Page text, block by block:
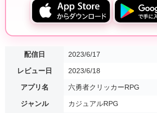
配信日 2023/6/17
レビュー日 2023/6/18
アプリ名 六勇者クリッカーRPG
ジャンル カジュアルRPG